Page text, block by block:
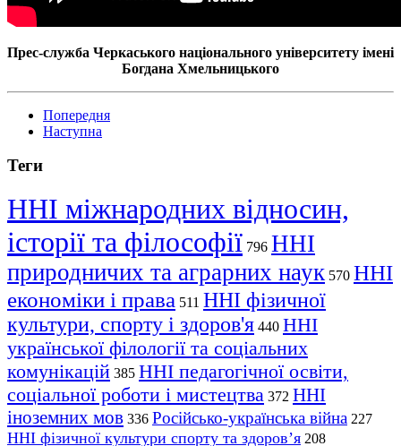
Прес-служба Черкаського національного університету імені
Богдана Хмельницького
Попередня
Наступна
Теги
ННІ міжнародних відносин,
історії та філософії 796 ННІ
природничих та аграрних наук 570 ННІ
економіки і права 511 ННІ фізичної
культури, спорту і здоров'я 440 ННІ
української філології та соціальних
комунікацій 385 ННІ педагогічної освіти,
соціальної роботи і мистецтва 372 ННІ
іноземних мов 336 Російсько-українська війна 227
ННІ фізичної культури спорту та здоров’я 208